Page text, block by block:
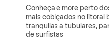
Conheça e more perto
mais cobiçados no litoral
tranquilas a tubulares,
de surfistas